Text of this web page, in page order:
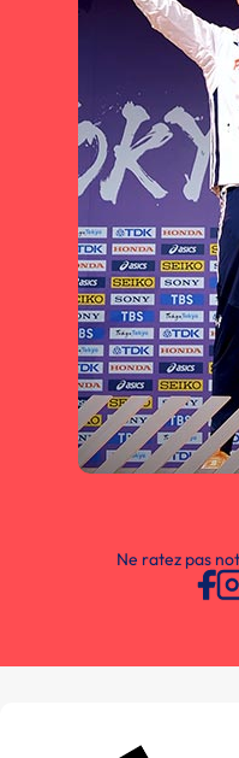
Ne ratez pas